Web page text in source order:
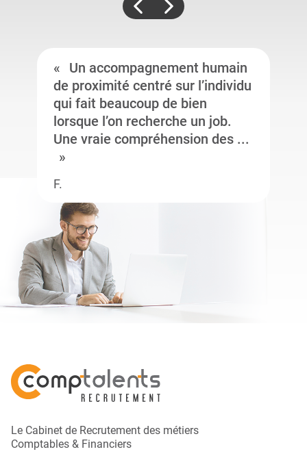
Un accompagnement humain
de proximité centré sur l’individu
qui fait beaucoup de bien
lorsque l’on recherche un job.
Une vraie compréhension des ...
F.
Le Cabinet de Recrutement des métiers
Comptables & Financiers